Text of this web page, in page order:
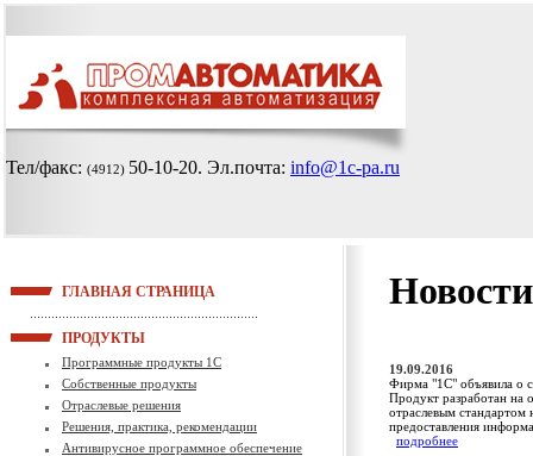
Тел/факс: (4912) 50-10-20. Эл.почта: info@1c-pa.ru
ГЛАВНАЯ СТРАНИЦА
ПРОДУКТЫ
Программные продукты 1С
Собственные продукты
Отраслевые решения
Решения, практика, рекомендации
Антивирусное программное обеспечение
19.09.2016
Фирма "1С" объявила о
Продукт разработан на
отраслевым
предоставления
подробнее